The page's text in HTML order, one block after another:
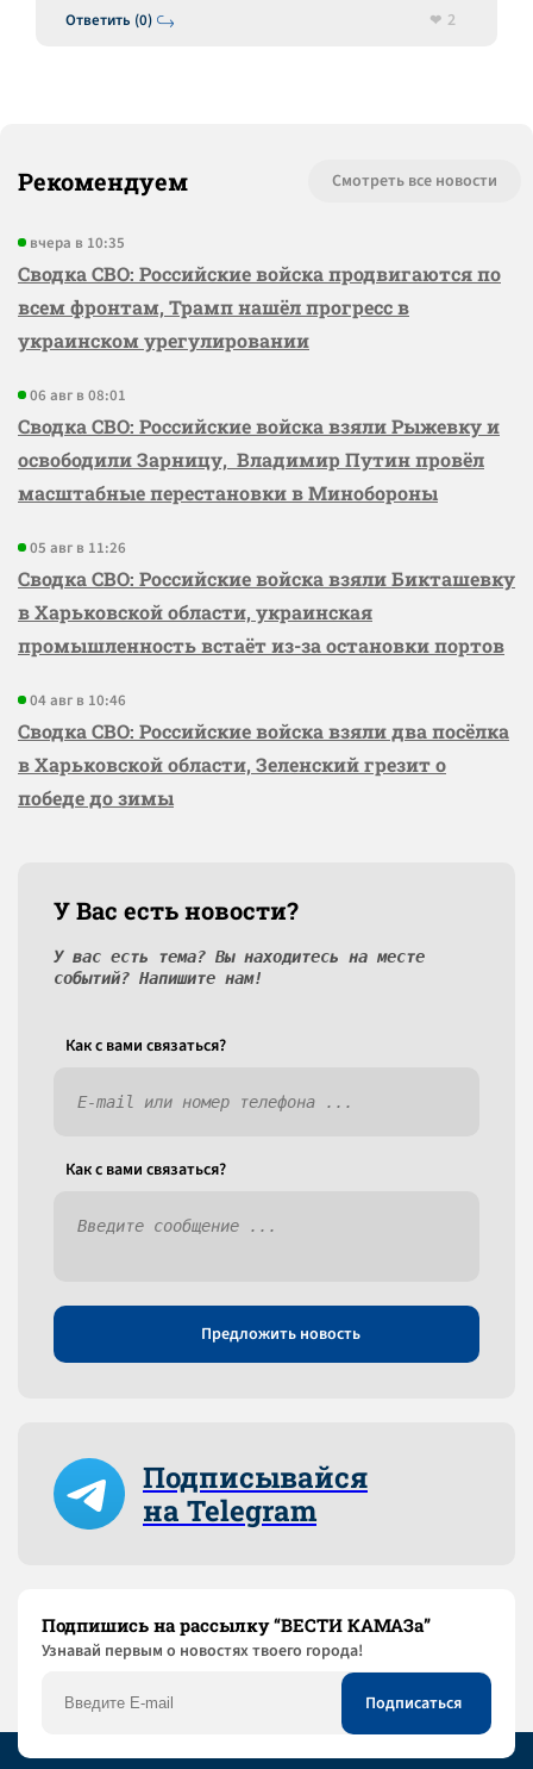
Ответить (0)
2
Рекомендуем Смотреть все новости
вчера в 10:35
Сводка СВО: Российские войска продвигаются по
всем фронтам, Трамп нашёл прогресс в
украинском урегулировании
06 авг в 08:01
Сводка СВО: Российские войска взяли Рыжевку и
освободили Зарницу, Владимир Путин провёл
масштабные перестановки в Минобороны
05 авг в 11:26
Сводка СВО: Российские войска взяли Бикташевку
в Харьковской области, украинская
промышленность встаёт из-за остановки портов
04 авг в 10:46
Сводка СВО: Российские войска взяли два посёлка
в Харьковской области, Зеленский грезит о
победе до зимы
У Вас есть новости?
У вас есть тема? Вы находитесь на месте
событий? Напишите нам!
Как c вами связаться?
Как c вами связаться?
Предложить новость
Подписывайся
на Telegram
Подпишись на рассылку “ВЕСТИ КАМАЗа”
Узнaвай первым о новостях твоего города!